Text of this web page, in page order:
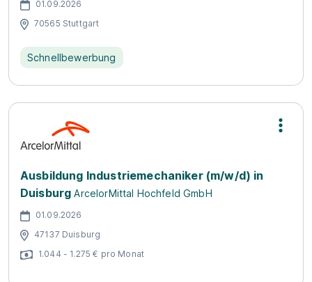
01.09.2026
70565 Stuttgart
Schnellbewerbung
Ausbildung Industriemechaniker (m/w/d) in
Duisburg ArcelorMittal Hochfeld GmbH
01.09.2026
47137 Duisburg
1.044 - 1.275 € pro Monat